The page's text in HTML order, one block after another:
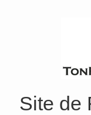
Site de